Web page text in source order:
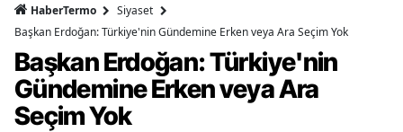
HaberTermo
Siyaset
Başkan Erdoğan: Türkiye'nin Gündemine Erken veya Ara Seçim Yok
Başkan Erdoğan: Türkiye'nin
Gündemine Erken veya Ara
Seçim Yok